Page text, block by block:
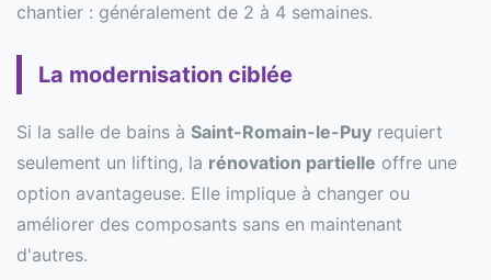
chantier : généralement de 2 à 4 semaines.
La modernisation ciblée
Si la salle de bains à Saint-Romain-le-Puy requiert
seulement un lifting, la rénovation partielle offre une
option avantageuse. Elle implique à changer ou
améliorer des composants sans en maintenant
d'autres.